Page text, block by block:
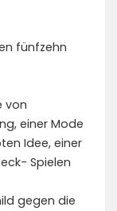
fünfzehn
von
einer Mode
Idee, einer
Spielen
gegen die